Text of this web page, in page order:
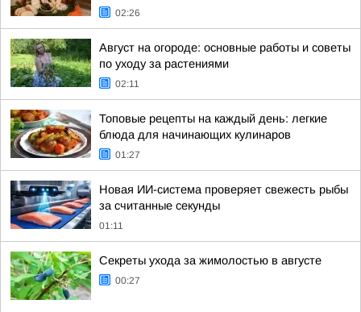
02:26
Август на огороде: основные работы и советы
по уходу за растениями
02:11
Топовые рецепты на каждый день: легкие
блюда для начинающих кулинаров
01:27
Новая ИИ-система проверяет свежесть рыбы
за считанные секунды
01:11
Секреты ухода за жимолостью в августе
00:27